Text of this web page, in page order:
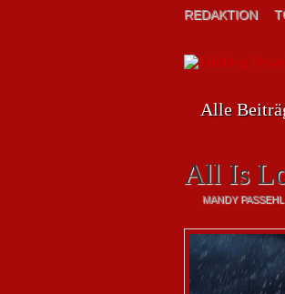
REDAKTION
Alle
All Is
MANDY PASSEHL